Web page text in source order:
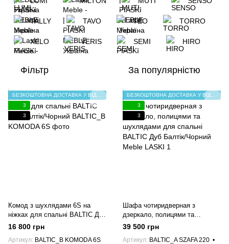
TALLY TAVO TEO TORRO
XELO VERIS SEMI HIRO
Фільтр За популярністю
3
3
Комод з шухлядами 6S на
ніжках для спальні BALTIC Дуб
Балтік/Чорний
16 800 грн
Артикул
BALTIC_B KOMODA 6S
3
3
Шафа чотиридверная з
дзеркало, полицями та
шухлядами для спальні
BALTIC Дуб Балтік/Чорний
39 500 грн
Артикул
BALTIC_A SZAFA 220